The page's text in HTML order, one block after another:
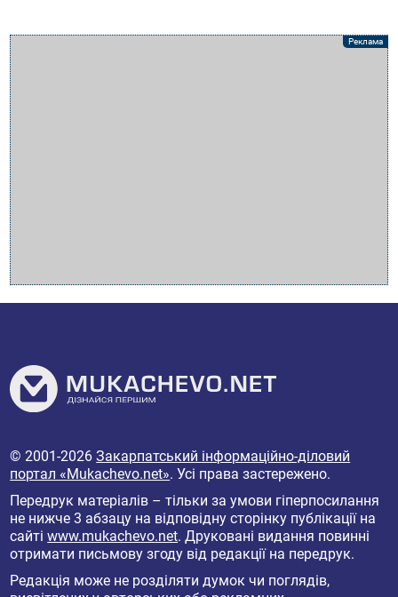
© 2001-2026Закарпатський інформаційно-діловий
портал «Mukachevo.net». Усі права застережено.
Передрук матеріалів – тільки за умови гіперпосилання
не нижче 3 абзацу на відповідну сторінку публікації на
сайтіwww.mukachevo.net. Друковані видання повинні
отримати письмову згоду від редакції на передрук.
Редакція може не розділяти думок чи поглядів,